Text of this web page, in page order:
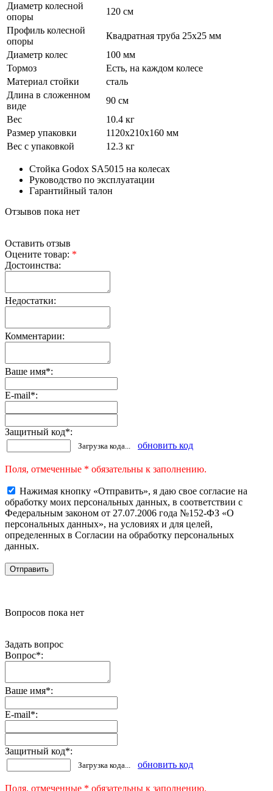
Диаметр колесной
опоры
120 см
Профиль колесной
опоры
Квадратная труба 25х25 мм
Диаметр колес
100 мм
Тормоз
Есть, на каждом колесе
Материал стойки
сталь
Длина в сложенном
виде
90 см
Вес
10.4 кг
Размер упаковки
1120х210х160 мм
Вес с упаковкой
12.3 кг
Стойка Godox SA5015 на колесах
Руководство по эксплуатации
Гарантийный талон
Отзывов пока нет
Оставить отзыв
Оцените товар: *
Достоинства:
Недостатки:
Комментарии:
Ваше имя*:
E-mail*:
Защитный код*:
Загрузка кода... обновить код
Поля, отмеченные * обязательны к заполнению.
Нажимая кнопку «Отправить», я даю свое согласие на
обработку моих персональных данных, в соответствии с
Федеральным законом от 27.07.2006 года №152-ФЗ «О
персональных данных», на условиях и для целей,
определенных в Согласии на обработку персональных
данных.
Вопросов пока нет
Задать вопрос
Вопрос*:
Ваше имя*:
E-mail*:
Защитный код*:
Загрузка кода... обновить код
Поля, отмеченные * обязательны к заполнению.